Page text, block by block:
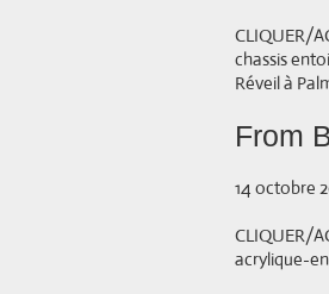
CLIQUER/
chassis
Réveil à
From
14 octobre
CLIQUER/
acrylique-